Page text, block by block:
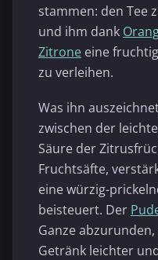
stammen: den Tee
und ihm dank
Zitrone eine
zu verleihen.
Was ihn
zwischen der
Säure der
Fruchtsäfte,
eine würzig-
beisteuert. Der
Ganze
Getränk leichter